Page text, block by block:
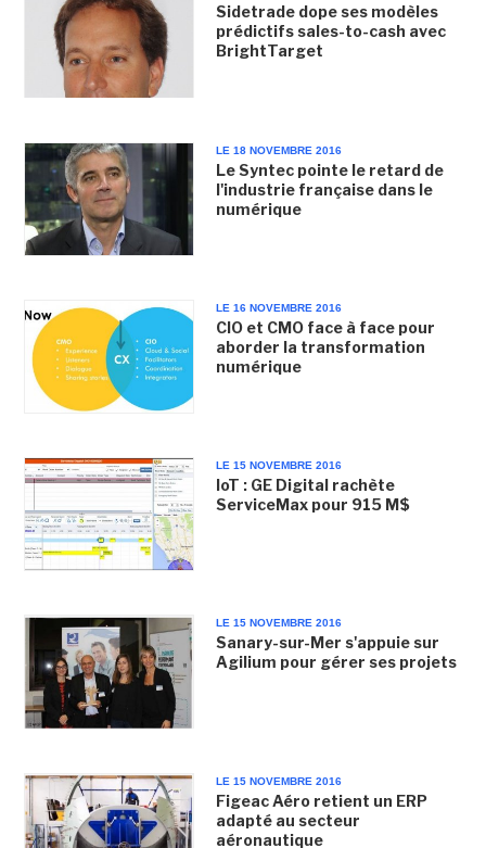
Sidetrade dope ses modèles
prédictifs sales-to-cash avec
BrightTarget
LE 18 NOVEMBRE 2016
Le Syntec pointe le retard de
l'industrie française dans le
numérique
LE 16 NOVEMBRE 2016
CIO et CMO face à face pour
aborder la transformation
numérique
LE 15 NOVEMBRE 2016
IoT : GE Digital rachète
ServiceMax pour 915 M$
LE 15 NOVEMBRE 2016
Sanary-sur-Mer s'appuie sur
Agilium pour gérer ses projets
LE 15 NOVEMBRE 2016
Figeac Aéro retient un ERP
adapté au secteur
aéronautique